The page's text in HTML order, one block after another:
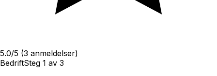
5.0/5 (3 anmeldelser)
BedriftSteg 1 av 3